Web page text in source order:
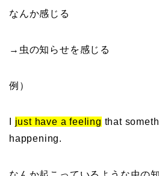
なんか感じる
→虫の知らせを感じる
例）
just have a feeling that
happening.